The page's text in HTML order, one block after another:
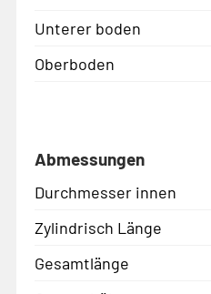
Unterer boden
Oberboden
Abmessungen
Durchmesser innen
Zylindrisch Länge
Gesamtlänge